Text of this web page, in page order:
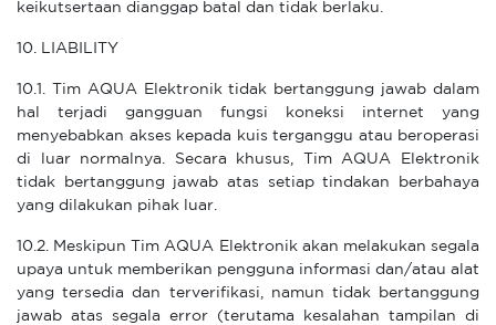
keikutsertaan dianggap batal dan tidak berlaku.
10. LIABILITY
10.1. Tim AQUA Elektronik tidak bertanggung jawab dalam
hal terjadi gangguan fungsi koneksi internet yang
menyebabkan akses kepada kuis terganggu atau beroperasi
di luar normalnya. Secara khusus, Tim AQUA Elektronik
tidak bertanggung jawab atas setiap tindakan berbahaya
yang dilakukan pihak luar.
10.2. Meskipun Tim AQUA Elektronik akan melakukan segala
upaya untuk memberikan pengguna informasi dan/atau alat
yang tersedia dan terverifikasi, namun tidak bertanggung
jawab atas segala error (terutama kesalahan tampilan di